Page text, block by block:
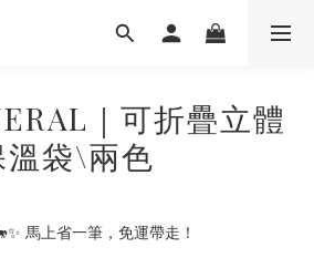
｜可折疊立體
袋\兩色
馬上省一筆，免運帶走！